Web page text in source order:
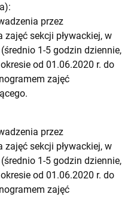
przez
sekcji pływackiej, w
1-5 godzin dziennie,
od 01.06.2020 r. do
zajęć
przez
sekcji pływackiej, w
1-5 godzin dziennie,
od 01.06.2020 r. do
zajęć